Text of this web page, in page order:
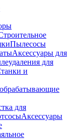
Пылесосы
Аксессуары для
для
и
для
Аксессуары